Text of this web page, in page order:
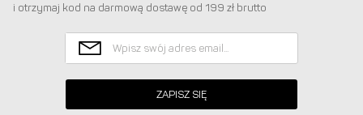
i otrzymaj kod na darmową dostawę od 199 zł brutto
ZAPISZ SIĘ